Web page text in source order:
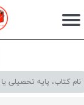
حساب کاربری من
سفارشات